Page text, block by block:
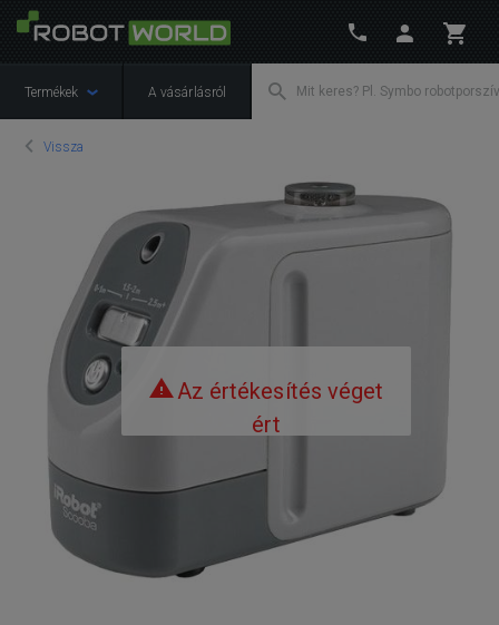
Termékek A vásárlásról
Vissza
Az értékesítés véget
ért